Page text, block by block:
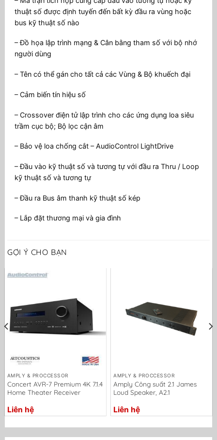
thuật số được định tuyến đến bất kỳ đầu ra vùng hoặc
bus kỹ thuật số nào
– Đồ họa lập trình mạng & Cân bằng tham số với bộ nhớ
người dùng
– Tên có thể gán cho tất cả các Vùng & Bộ khuếch đại
– Cảm biến tín hiệu số
– Crossover điện tử lập trình cho các ứng dụng loa siêu
trầm cục bộ; Bộ lọc cận âm
– Bảo vệ loa chống cắt – AudioControl LightDrive
– Đầu vào kỹ thuật số và tương tự với đầu ra Thru / Loop
kỹ thuật số và tương tự
– Đầu ra Bus âm thanh kỹ thuật số kép
– Lắp đặt thương mại và gia đình
GỢI Ý CHO BẠN
AMPLY & PROCCESSOR
Concert AVR-7 Premium 4K 7.1.4
Home Theater Receiver
Liên hệ
AMPLY & PROCCESSOR
Amply Công suất 2.1 James
Loud Speaker, A2.1
Liên hệ